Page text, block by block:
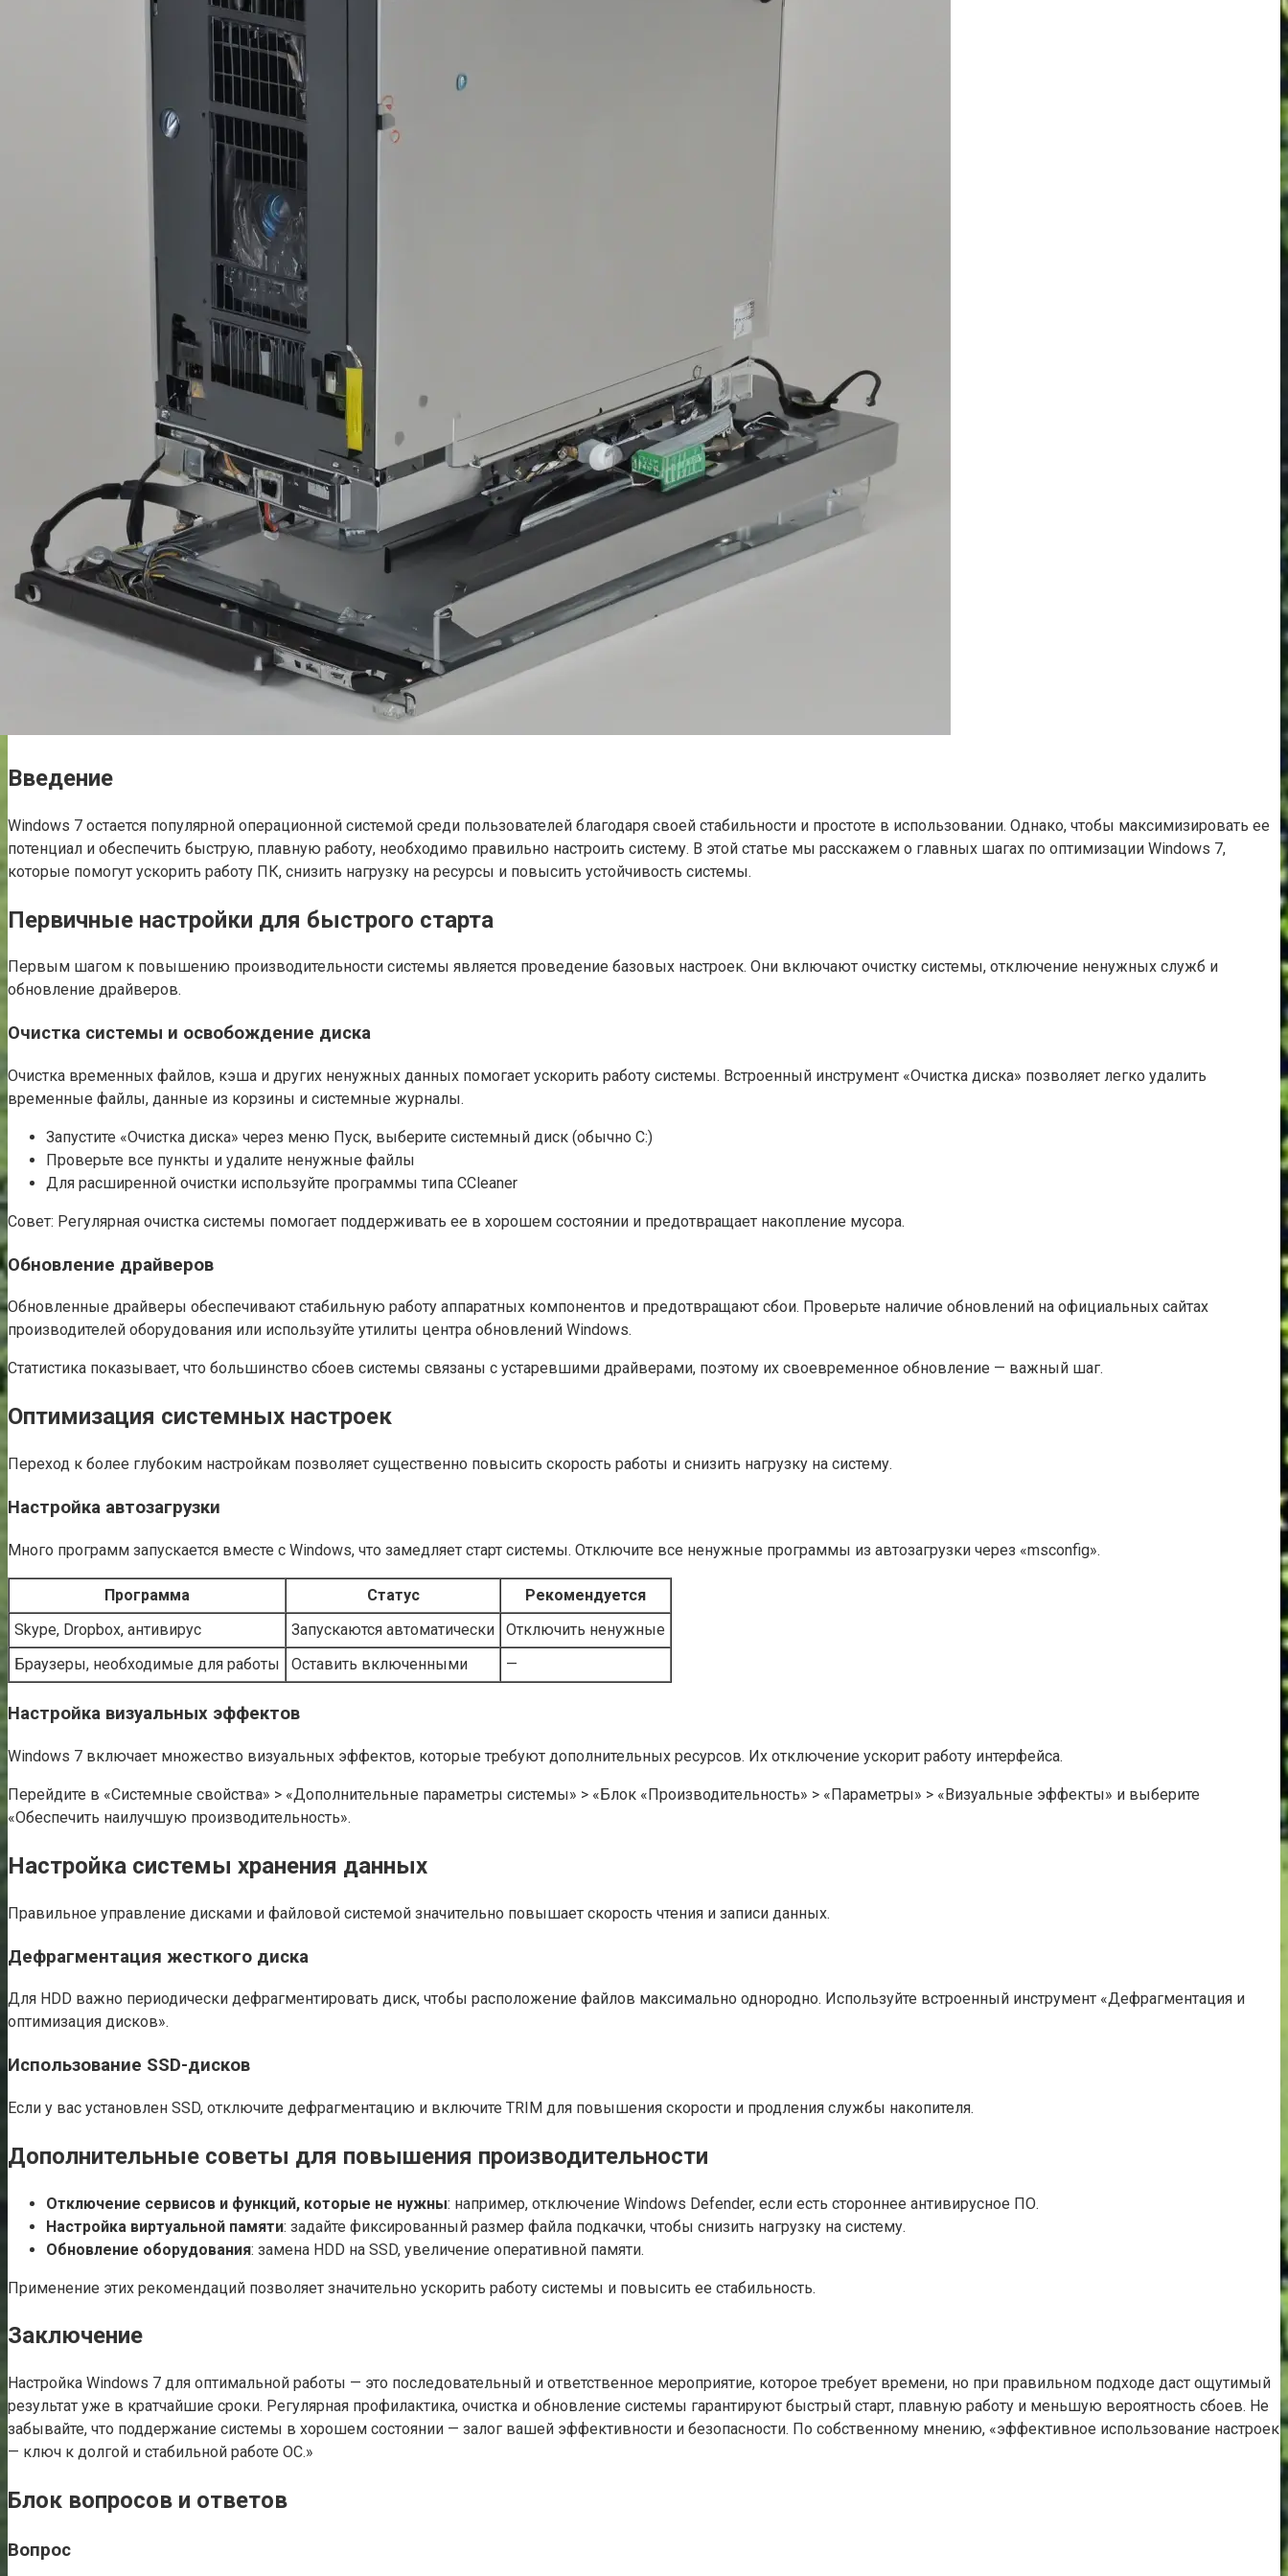
Введение
Windows 7 остается популярной операционной системой среди пользователей благодаря своей стабильности и простоте в использовании. Однако, чтобы максимизировать ее
потенциал и обеспечить быструю, плавную работу, необходимо правильно настроить систему. В этой статье мы расскажем о главных шагах по оптимизации Windows 7,
которые помогут ускорить работу ПК, снизить нагрузку на ресурсы и повысить устойчивость системы.
Первичные настройки для быстрого старта
Первым шагом к повышению производительности системы является проведение базовых настроек. Они включают очистку системы, отключение ненужных служб и
обновление драйверов.
Очистка системы и освобождение диска
Очистка временных файлов, кэша и других ненужных данных помогает ускорить работу системы. Встроенный инструмент «Очистка диска» позволяет легко удалить
временные файлы, данные из корзины и системные журналы.
Запустите «Очистка диска» через меню Пуск, выберите системный диск (обычно C:)
Проверьте все пункты и удалите ненужные файлы
Для расширенной очистки используйте программы типа CCleaner
Совет: Регулярная очистка системы помогает поддерживать ее в хорошем состоянии и предотвращает накопление мусора.
Обновление драйверов
Обновленные драйверы обеспечивают стабильную работу аппаратных компонентов и предотвращают сбои. Проверьте наличие обновлений на официальных сайтах
производителей оборудования или используйте утилиты центра обновлений Windows.
Статистика показывает, что большинство сбоев системы связаны с устаревшими драйверами, поэтому их своевременное обновление — важный шаг.
Оптимизация системных настроек
Переход к более глубоким настройкам позволяет существенно повысить скорость работы и снизить нагрузку на систему.
Настройка автозагрузки
Много программ запускается вместе с Windows, что замедляет старт системы. Отключите все ненужные программы из автозагрузки через «msconfig».
Программа Статус
Рекомендуется
Skype, Dropbox, антивирус
Запускаются автоматически
Отключить ненужные
Браузеры, необходимые для работы
Оставить включенными —
Настройка визуальных эффектов
Windows 7 включает множество визуальных эффектов, которые требуют дополнительных ресурсов. Их отключение ускорит работу интерфейса.
Перейдите в «Системные свойства» > «Дополнительные параметры системы» > «Блок «Производительность» > «Параметры» > «Визуальные эффекты» и выберите
«Обеспечить наилучшую производительность».
Настройка системы хранения данных
Правильное управление дисками и файловой системой значительно повышает скорость чтения и записи данных.
Дефрагментация жесткого диска
Для HDD важно периодически дефрагментировать диск, чтобы расположение файлов максимально однородно. Используйте встроенный инструмент «Дефрагментация и
оптимизация дисков».
Использование SSD-дисков
Если у вас установлен SSD, отключите дефрагментацию и включите TRIM для повышения скорости и продления службы накопителя.
Дополнительные советы для повышения производительности
Отключение сервисов и функций, которые не нужны: например, отключение Windows Defender, если есть стороннее антивирусное ПО.
Настройка виртуальной памяти: задайте фиксированный размер файла подкачки, чтобы снизить нагрузку на систему.
Обновление оборудования: замена HDD на SSD, увеличение оперативной памяти.
Применение этих рекомендаций позволяет значительно ускорить работу системы и повысить ее стабильность.
Заключение
Настройка Windows 7 для оптимальной работы — это последовательный и ответственное мероприятие, которое требует времени, но при правильном подходе даст ощутимый
результат уже в кратчайшие сроки. Регулярная профилактика, очистка и обновление системы гарантируют быстрый старт, плавную работу и меньшую вероятность сбоев. Не
забывайте, что поддержание системы в хорошем состоянии — залог вашей эффективности и безопасности. По собственному мнению, «эффективное использование настроек
— ключ к долгой и стабильной работе ОС.»
Блок вопросов и ответов
Вопрос